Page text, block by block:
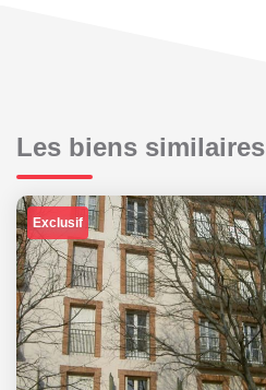
Les biens similaires
Exclusif